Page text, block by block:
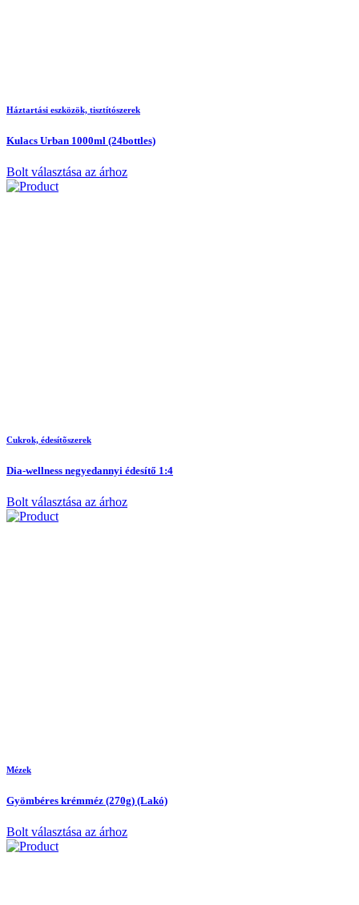
Háztartási eszközök, tisztítószerek
Kulacs Urban 1000ml (24bottles)
Bolt választása az árhoz
Cukrok, édesítõszerek
Dia-wellness negyedannyi édesítő 1:4
Bolt választása az árhoz
Mézek
Gyömbéres krémméz (270g) (Lakó)
Bolt választása az árhoz